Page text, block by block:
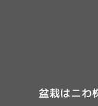
盆栽はニわ